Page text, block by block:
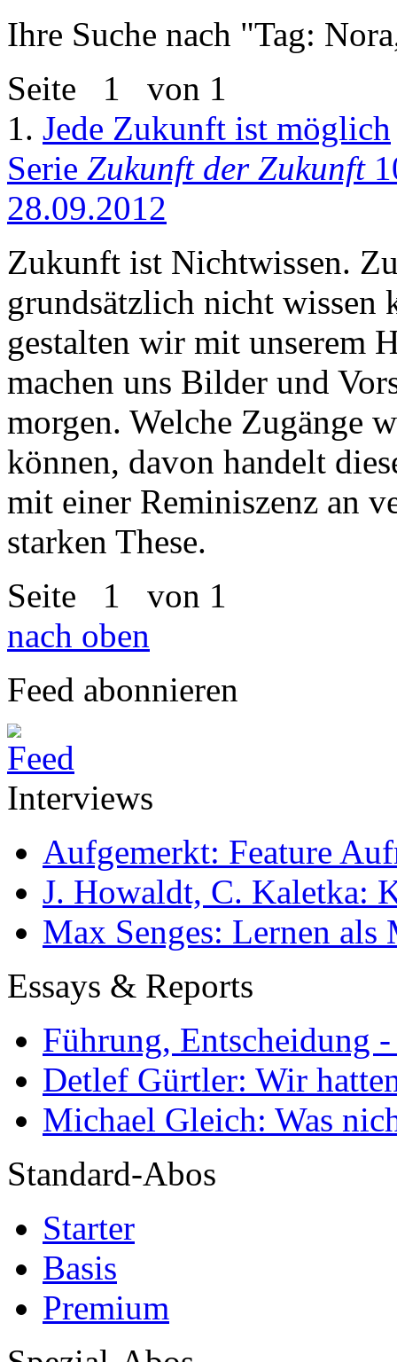
Ihre Suche nach "Tag:
Seite 1 von 1
1. Jede Zukunft ist möglich
Serie Zukunft der Zukunft
28.09.2012
Zukunft ist Nichtwissen.
grundsätzlich nicht wissen
gestalten wir mit unserem
machen uns Bilder und
morgen. Welche Zugänge
können, davon handelt
mit einer Reminiszenz an
starken These.
Seite 1 von 1
nach oben
Feed abonnieren
Interviews
Aufgemerkt: Feature
J. Howaldt, C. Kaletka:
Max Senges: Lernen als
Essays & Reports
Führung, Entscheidung
Detlef Gürtler: Wir
Michael Gleich: Was
Standard-Abos
Starter
Basis
Premium